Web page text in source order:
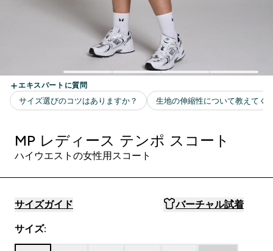
MP レディース テンポ スコート
ハイウエストの女性用スコート
サイズガイド バーチャル試着
サイズ: